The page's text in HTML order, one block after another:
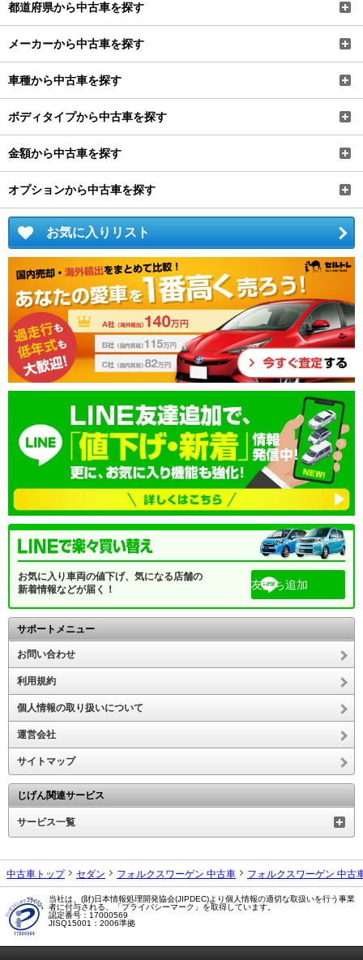
都道府県から中古車を探す
メーカーから中古車を探す
車種から中古車を探す
ボディタイプから中古車を探す
金額から中古車を探す
オプションから中古車を探す
お気に入りリスト
お気に入り車両の値下げ、気になる店舗の
新着情報などが届く！
友だち追加
サポートメニュー
お問い合わせ
利用規約
個人情報の取り扱いについて
運営会社
サイトマップ
じげん関連サービス
サービス一覧
中古車トップ セダン フォルクスワーゲン 中古車 フォルクスワーゲン 中古
当社は、(財)日本情報処理開発協会(JIPDEC)より個人情報の適切な取扱いを行う事業
者に付与される、「プライバシーマーク」を取得しています。
認定番号：17000569
JISQ15001：2006準拠